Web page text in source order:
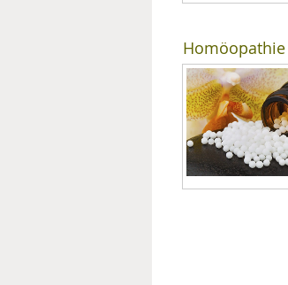
Homöopathie